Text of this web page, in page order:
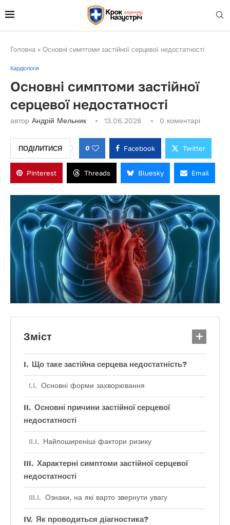
Головна » Основні симптоми застійної серцевої недостатності
Кардіологія
Основні симптоми застійної
серцевої недостатності
автор Андрій Мельник 13.06.2026 0 коментарі
ПОДІЛИТИСЯ 0 Facebook Twitter
Pinterest Threads Bluesky Email
Зміст
Що таке застійна серцева недостатність?
Основні форми захворювання
Основні причини застійної серцевої
недостатності
Найпоширеніші фактори ризику
Характерні симптоми застійної серцевої
недостатності
Ознаки, на які варто звернути увагу
Як проводиться діагностика?